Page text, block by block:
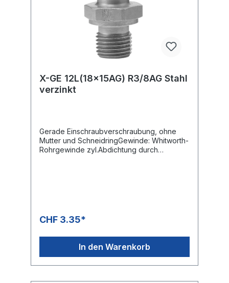
X-GE 12L(18x15AG) R3/8AG Stahl
verzinkt
Gerade Einschraubverschraubung, ohne
Mutter und SchneidringGewinde: Whitworth-
Rohrgewinde zyl.Abdichtung durch
CHF 3.35*
In den Warenkorb